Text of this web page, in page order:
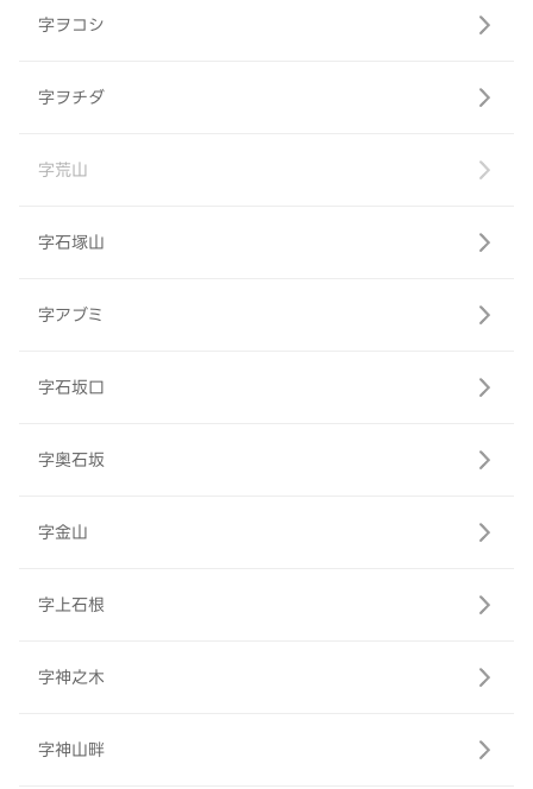
字ヲコシ
字ヲチダ
字荒山
字石塚山
字アブミ
字石坂口
字奥石坂
字金山
字上石根
字神之木
字神山畔